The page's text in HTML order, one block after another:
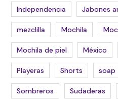
Independencia Jabones
mezclilla Mochila
Mochila de piel México
Playeras Shorts soap
Sombreros Sudaderas